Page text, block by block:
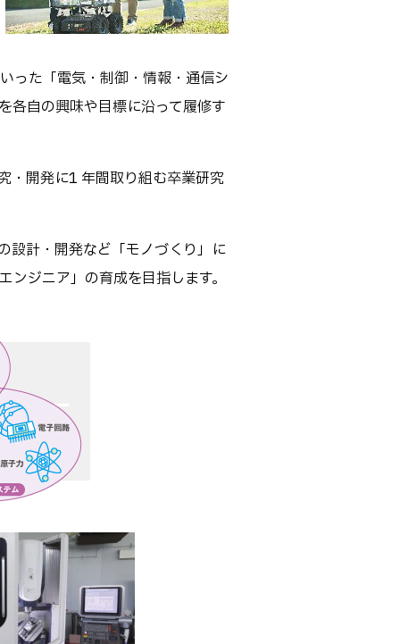
った「電気・制御・情報・通信シ
各自の興味や目標に沿って履修す
・開発に1 年間取り組む卒業研究
設計・開発など「モノづくり」に
ジニア」の育成を目指します。